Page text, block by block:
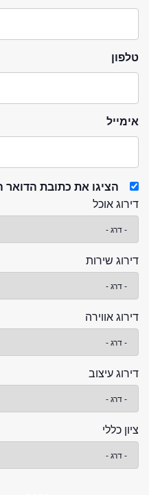
טלפון
אימייל
הציגו את כתובת הדואר
דירוג אוכל
דירוג שירות
דירוג אווירה
דירוג עיצוב
ציון כללי